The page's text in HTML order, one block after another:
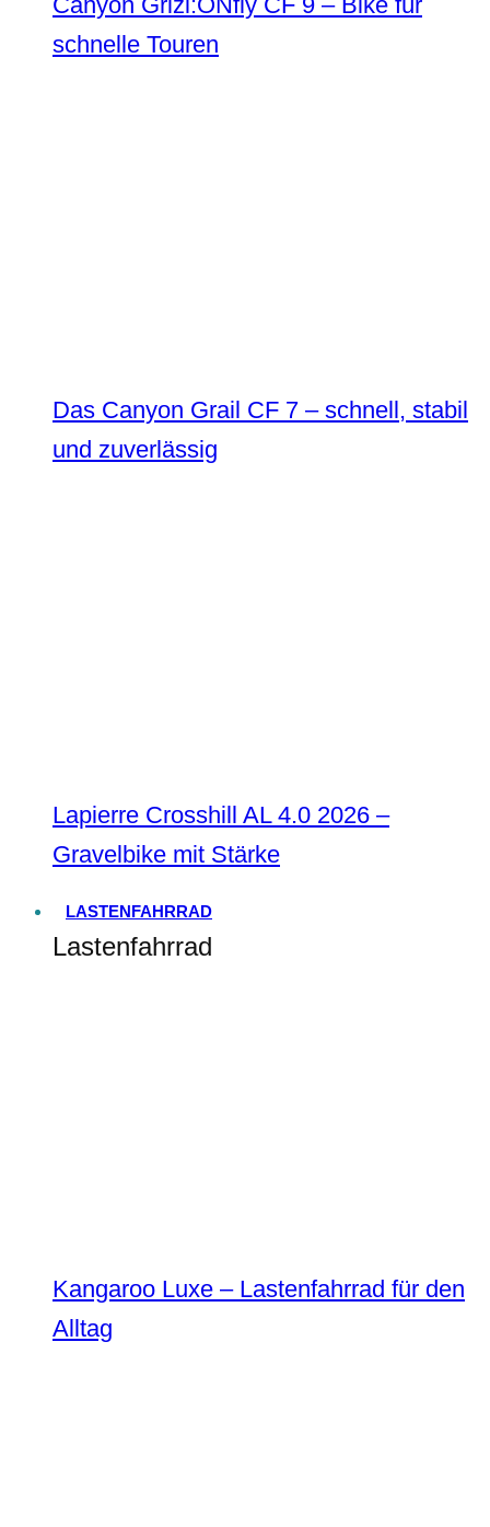
schnelle Touren
Das Canyon Grail CF 7 – schnell, stabil
und zuverlässig
Lapierre Crosshill AL 4.0 2026 –
Gravelbike mit Stärke
LASTENFAHRRAD
Lastenfahrrad
Kangaroo Luxe – Lastenfahrrad für den
Alltag